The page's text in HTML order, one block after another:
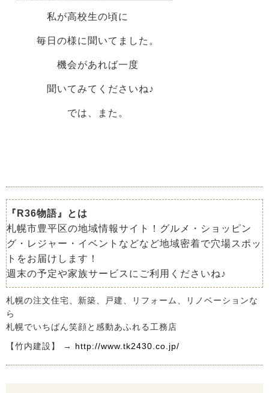
私が高校生の頃に
毎日の様に聞いてました。
機会があれば一度
聞いてみてくださいね♪
では、また。
『R36物語』とは
札幌市豊平区の地域情報サイト！グルメ・ショッピン
グ・レジャー・イベントなどなど地域密着で穴場スポッ
トをお届けします！
週末の予定や家族サービスにご利用くださいね♪
札幌の注文住宅、新築、戸建、リフォーム、リノベーションな
ら
札幌でいちばん笑顔と感動あふれる工務店
【竹内建設】 → http://www.tk2430.co.jp/